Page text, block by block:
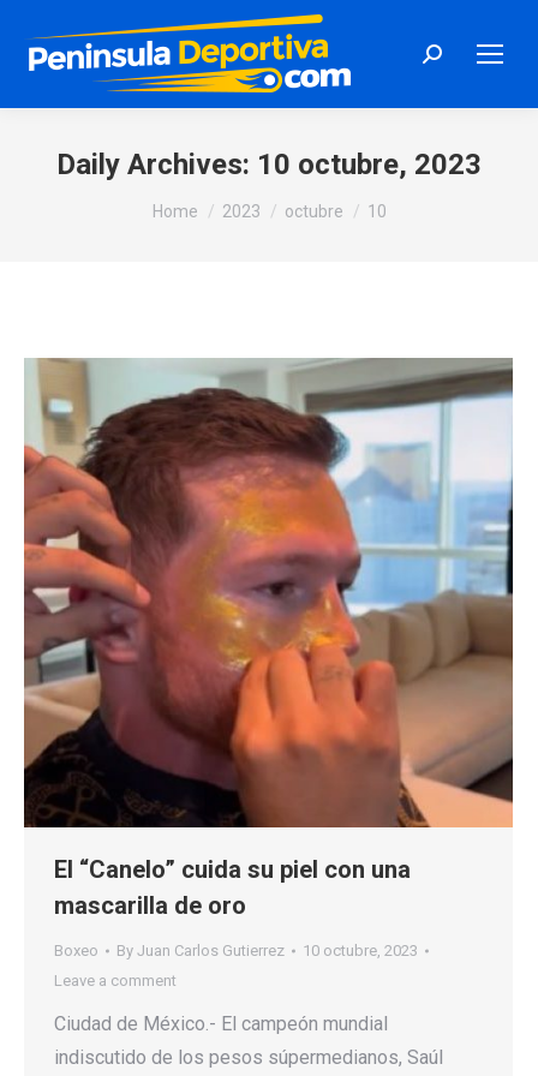
Search:
Daily Archives: 10 octubre, 2023
You are here:
Home 2023 octubre 10
El “Canelo” cuida su piel con una
mascarilla de oro
Boxeo By Juan Carlos Gutierrez
10 octubre, 2023
Leave a comment
Ciudad de México.- El campeón mundial
indiscutido de los pesos súpermedianos, Saúl